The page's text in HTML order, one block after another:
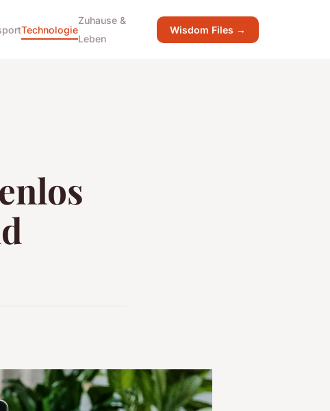
Technologie
Zuhause &
Leben
Wisdom Files →